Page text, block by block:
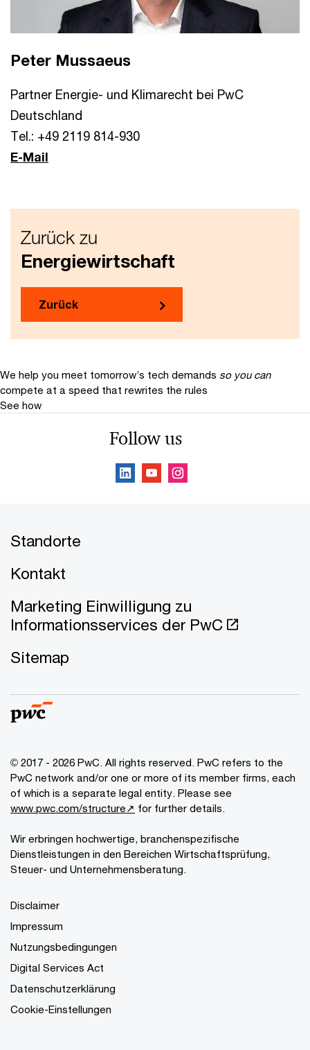
Peter Mussaeus
Partner Energie- und Klimarecht bei PwC
Deutschland
Tel.: +49 2119 814-930
E-Mail
Zurück zu
Energiewirtschaft
Zurück
We help you meet tomorrow’s tech demands so you can
compete at a speed that rewrites the rules
See how
Follow us
Standorte
Kontakt
Marketing Einwilligung zu
Informationsservices der PwC
Sitemap
© 2017 - 2026 PwC. All rights reserved. PwC refers to the
PwC network and/or one or more of its member firms, each
of which is a separate legal entity. Please see
www.pwc.com/structure↗ for further details.
Wir erbringen hochwertige, branchenspezifische
Dienstleistungen in den Bereichen Wirtschaftsprüfung,
Steuer- und Unternehmensberatung.
Disclaimer
Impressum
Nutzungsbedingungen
Digital Services Act
Datenschutzerklärung
Cookie-Einstellungen